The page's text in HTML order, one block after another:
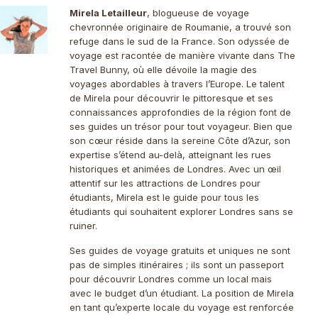
Mirela Letailleur, blogueuse de voyage
chevronnée originaire de Roumanie, a trouvé son
refuge dans le sud de la France. Son odyssée de
voyage est racontée de manière vivante dans The
Travel Bunny, où elle dévoile la magie des
voyages abordables à travers l’Europe. Le talent
de Mirela pour découvrir le pittoresque et ses
connaissances approfondies de la région font de
ses guides un trésor pour tout voyageur. Bien que
son cœur réside dans la sereine Côte d’Azur, son
expertise s’étend au-delà, atteignant les rues
historiques et animées de Londres. Avec un œil
attentif sur les attractions de Londres pour
étudiants, Mirela est le guide pour tous les
étudiants qui souhaitent explorer Londres sans se
ruiner.
Ses guides de voyage gratuits et uniques ne sont
pas de simples itinéraires ; ils sont un passeport
pour découvrir Londres comme un local mais
avec le budget d’un étudiant. La position de Mirela
en tant qu’experte locale du voyage est renforcée